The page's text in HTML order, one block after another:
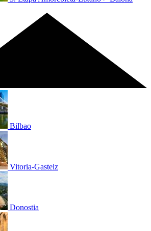
Bilbao
Vitoria-Gasteiz
Donostia